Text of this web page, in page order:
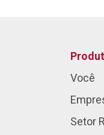
Você
Setor